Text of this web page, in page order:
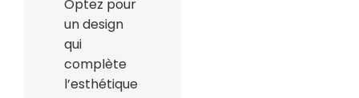
Optez pour
un design
qui
complète
l’esthétique